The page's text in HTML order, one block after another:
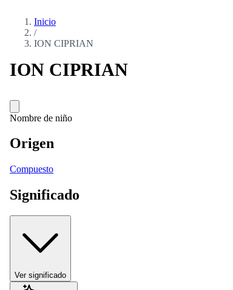
Inicio
/
ION CIPRIAN
ION CIPRIAN
Nombre de niño
Origen
Compuesto
Significado
Ver significado